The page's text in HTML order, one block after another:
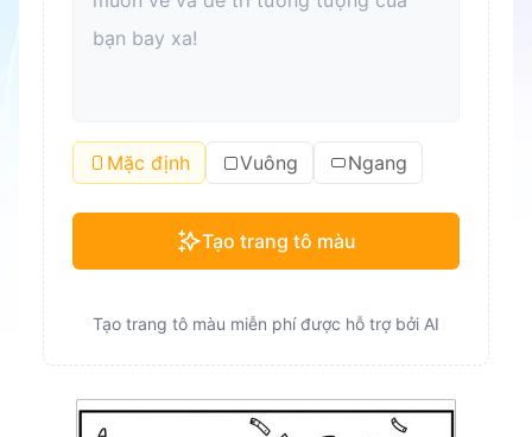
Mặc định Vuông Ngang
Tạo trang tô màu
Tạo trang tô màu miễn phí được hỗ trợ bởi AI